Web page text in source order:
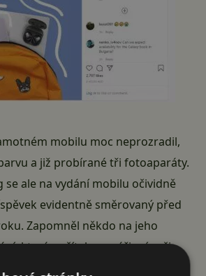
mobilu moc neprozradil,
a již probírané tři fotoaparáty.
se ale na vydání mobilu očividně
evidentně směrovaný před
Zapomněl někdo na jeho
které počítalo se zářiovým či